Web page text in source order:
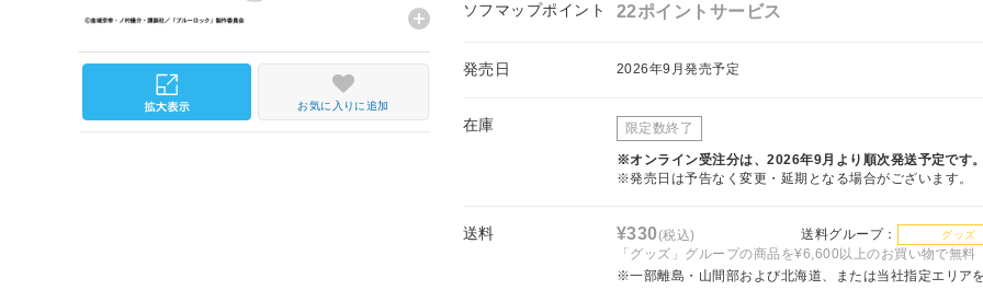
ソフマップポイント 22ポイントサービス
発売日 2026年9月発売予定
在庫 限定数終了
※オンライン受注分は、2026年9月より順次発送予定です
※発売日は予告なく変更・延期となる場合がございます。
送料 ¥330(税込) 送料グループ： グッズ
「グッズ」グループの商品を¥6,600以上のお買い物で無料
※一部離島・山間部および北海道、または当社指定エリア
お気に入りに追加